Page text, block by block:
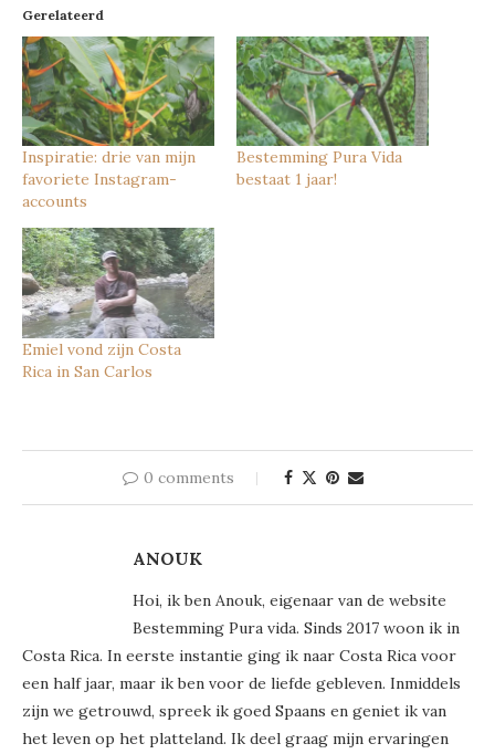
Gerelateerd
Inspiratie: drie van mijn
favoriete Instagram-
accounts
Bestemming Pura Vida
bestaat 1 jaar!
Emiel vond zijn Costa
Rica in San Carlos
0 comments
ANOUK
Hoi, ik ben Anouk, eigenaar van de website
Bestemming Pura vida. Sinds 2017 woon ik in
Costa Rica. In eerste instantie ging ik naar Costa Rica voor
een half jaar, maar ik ben voor de liefde gebleven. Inmiddels
zijn we getrouwd, spreek ik goed Spaans en geniet ik van
het leven op het platteland. Ik deel graag mijn ervaringen